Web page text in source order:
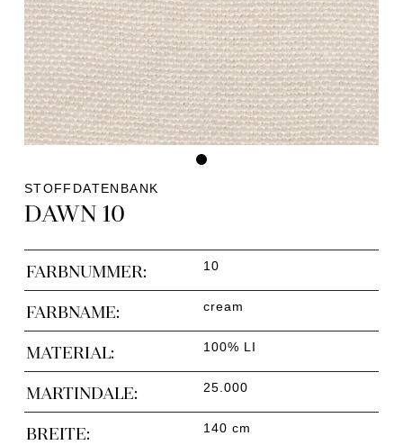
STOFFDATENBANK
DAWN 10
FARBNUMMER: 10
FARBNAME: cream
MATERIAL: 100% LI
MARTINDALE: 25.000
BREITE: 140 cm